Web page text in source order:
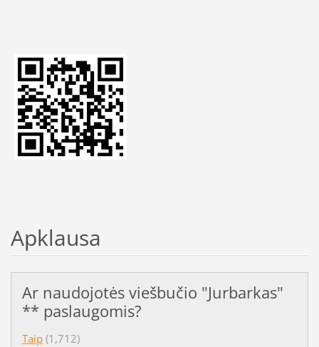
Apklausa
Ar naudojotės viešbučio "Jurbarkas"
** paslaugomis?
Taip (1,712)